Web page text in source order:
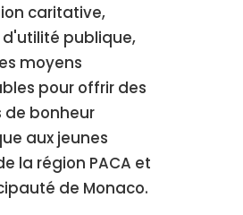
caritative,
publique,
moyens
pour offrir des
bonheur
aux jeunes
la région PACA et
de Monaco.